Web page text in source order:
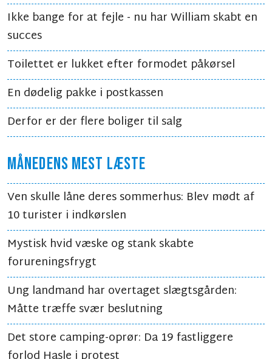
Ikke bange for at fejle - nu har William skabt en
succes
Toilettet er lukket efter formodet påkørsel
En dødelig pakke i postkassen
Derfor er der flere boliger til salg
MÅNEDENS MEST LÆSTE
Ven skulle låne deres sommerhus: Blev mødt af
10 turister i indkørslen
Mystisk hvid væske og stank skabte
forureningsfrygt
Ung landmand har overtaget slægtsgården:
Måtte træffe svær beslutning
Det store camping-oprør: Da 19 fastliggere